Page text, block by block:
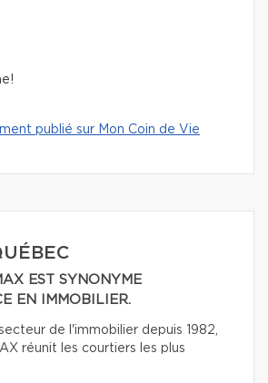
publié sur Mon Coin de Vie
EST SYNONYME
EN IMMOBILIER.
de l'immobilier depuis 1982,
réunit les courtiers les plus